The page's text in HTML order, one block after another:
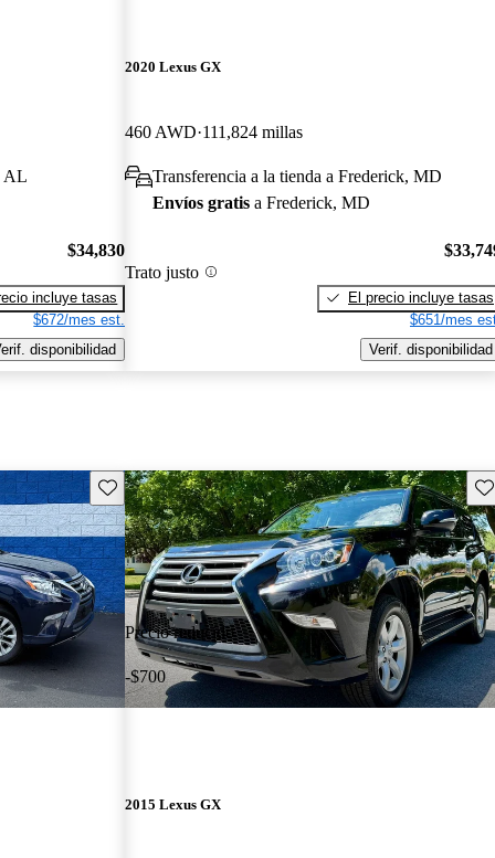
AL
$34,830
incluye tasas
$672/mes est.
disponibilidad
2020 Lexus GX
460 AWD 111,824 millas
Transferencia a la tienda a Frederick, MD
Envíos gratis a Frederick, MD
Trato justo
El precio incluye tasas
$651/mes
Verif. disponibilidad
Guarda este Aviso
Precio reducido
-$700
2015 Lexus GX